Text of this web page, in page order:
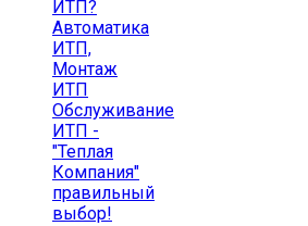
ИТП?
Автоматика
ИТП,
Монтаж
ИТП
Обслуживание
ИТП -
"Теплая
Компания"
правильный
выбор!